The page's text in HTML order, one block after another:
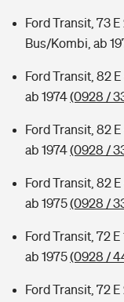
Ford Transit, 73
Bus/Kombi, ab
Ford Transit, 82
ab 1974(0928 /
Ford Transit, 82
ab 1974(0928 /
Ford Transit, 82
ab 1975(0928 /
Ford Transit, 72 E
ab 1975(0928 /
Ford Transit, 72 E